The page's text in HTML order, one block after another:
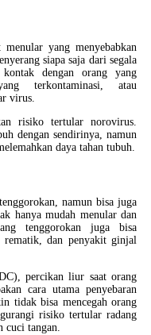
yang menyebabkan
siapa saja dari segala
dengan orang yang
terkontaminasi, atau
virus.
risiko tertular norovirus.
dengan sendirinya, namun
daya tahan tubuh.
namun bisa juga
hanya mudah menular dan
tenggorokan juga bisa
rematik, dan penyakit ginjal
percikan liur saat orang
cara utama penyebaran
tidak bisa mencegah orang
risiko tertular radang
cuci tangan.